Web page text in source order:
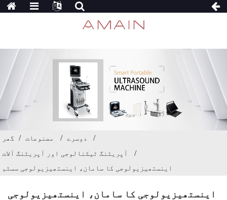
گھر مصنوعات
دوسرے
آپریٹنگ ٹیکنالوجی اور آپریٹنگ آلات
اینستھیزیولوجی کا سامان، اینستھیزیولوجی سسٹم
اینستھیزیولوجی کا سامان، اینستھیزیولوجی